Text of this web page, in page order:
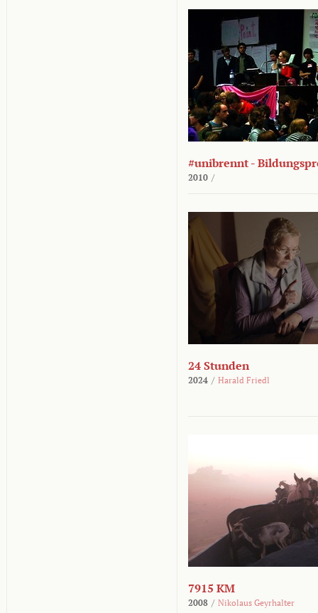
#unibrennt -
2010 /
24 Stunden
2024 / Harald Friedl
7915 KM
2008 / Nikolaus Geyrhalter